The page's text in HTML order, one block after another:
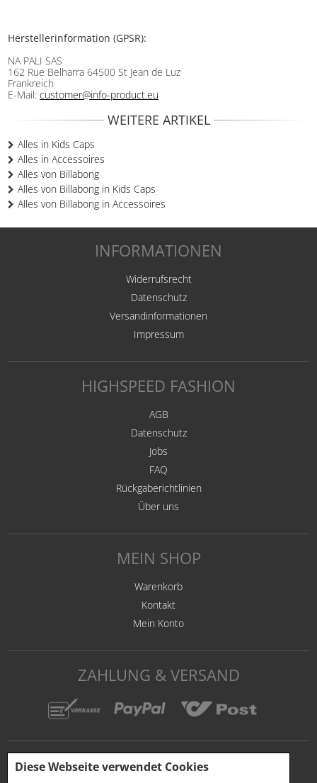
Herstellerinformation (GPSR):
NA PALI SAS
162 Rue Belharra 64500 St Jean de Luz
Frankreich
E-Mail:customer@info-product.eu
WEITERE ARTIKEL
Alles in Kids Caps
Alles in Accessoires
Alles von Billabong
Alles von Billabong in Kids Caps
Alles von Billabong in Accessoires
INFORMATIONEN
Widerrufsrecht
Datenschutz
Versandinformationen
Impressum
HIGHSPEED FASHION
AGB
Datenschutz
Jobs
FAQ
Rückgaberichtlinien
Über uns
MEIN SHOP
Warenkorb
Kontakt
Mein Konto
ZAHLUNG & VERSAND
Diese Webseite verwendet Cookies